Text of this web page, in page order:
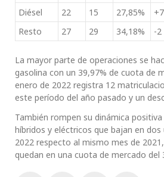
Diésel
22 15 27,85% +7
Resto
27 29 34,18% -2
La mayor parte de operaciones se
gasolina con un 39,97% de cuota de
enero de 2022 registra 12
este período del año pasado y un
También rompen su dinámica
híbridos y eléctricos que bajan en dos
2022 respecto al mismo mes de
quedan en una cuota de mercado del